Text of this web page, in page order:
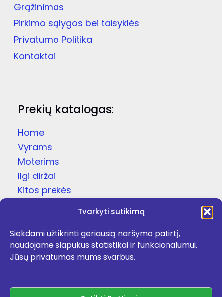
Tvarkyti sutikimą
Siekdami užtikrinti geriausią naršymo patirtį,
naudojame slapukus statistikai ir funkcionalumui.
Jūsų privatumas mums svarbus.
Grąžinimas
Pirkimo sąlygos bei taisyklės
Privatumo Politika
Kontaktai
Prekių katalogas:
Home
Vyrams
Moterims
Ilgi diržai
Kitos prekės
Dovanų dėžutės
Kojinės
Apie
Kontaktai